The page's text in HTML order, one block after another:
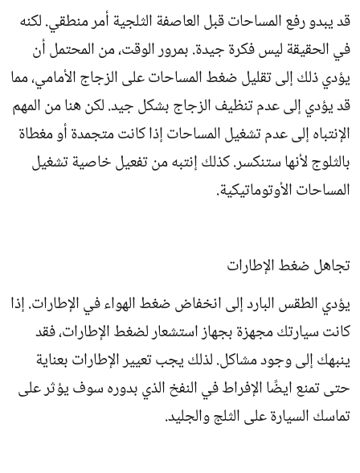
قد يبدو رفع المساحات قبل العاصفة الثلجية أمر منطقي. لكنه
في الحقيقة ليس فكرة جيدة. بمرور الوقت، من المحتمل أن
يؤدي ذلك إلى تقليل ضغط المساحات على الزجاج الأمامي، مما
قد يؤدي إلى عدم تنظيف الزجاج بشكل جيد. لكن هنا من المهم
الإنتباه إلى عدم تشغيل المساحات إذا كانت متجمدة أو مغطاة
بالثلوج لأنها ستنكسر. كذلك إنتبه من تفعيل خاصية تشغيل
المساحات الأوتوماتيكية.
تجاهل ضغط الإطارات
يؤدي الطقس البارد إلى انخفاض ضغط الهواء في الإطارات. إذا
كانت سيارتك مجهزة بجهاز استشعار لضغط الإطارات، فقد
ينبهك إلى وجود مشاكل. لذلك يجب تعيير الإطارات بعناية
حتى تمنع ايضًا الإفراط في النفخ الذي بدوره سوف يؤثر على
تماسك السيارة على الثلج والجليد.